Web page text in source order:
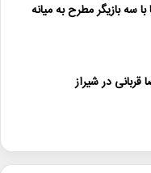
سه بازیگر مطرح به میانه
قربانی در شیراز